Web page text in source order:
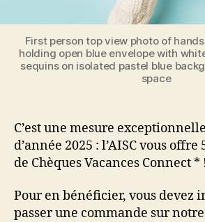
First person top view photo of
holding open blue envelope with
sequins on isolated pastel blue
space
C’est une mesure
d’année 2025 : l’AISC vous offre
de Chèques Vacances Connect * !
Pour en bénéficier, vous devez
passer une commande sur notre